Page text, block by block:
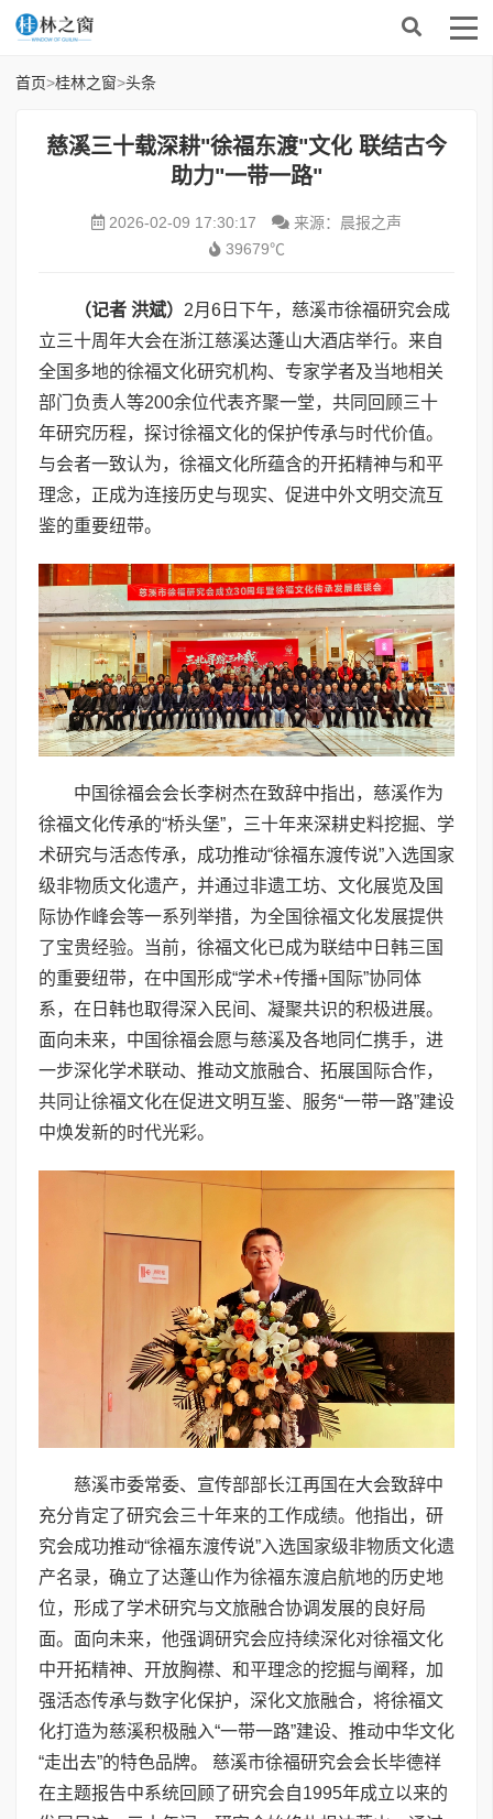
首页>桂林之窗>头条
慈溪三十载深耕"徐福东渡"文化 联结古今
助力"一带一路"
2026-02-09 17:30:17
来源：晨报之声
39679℃
（记者 洪斌） 2月6日下午，慈溪市徐福研究会成
立三十周年大会在浙江慈溪达蓬山大酒店举行。来自
全国多地的徐福文化研究机构、专家学者及当地相关
部门负责人等200余位代表齐聚一堂，共同回顾三十
年研究历程，探讨徐福文化的保护传承与时代价值。
与会者一致认为，徐福文化所蕴含的开拓精神与和平
理念，正成为连接历史与现实、促进中外文明交流互
鉴的重要纽带。
中国徐福会会长李树杰在致辞中指出，慈溪作为
徐福文化传承的“桥头堡”，三十年来深耕史料挖掘、学
术研究与活态传承，成功推动“徐福东渡传说”入选国家
级非物质文化遗产，并通过非遗工坊、文化展览及国
际协作峰会等一系列举措，为全国徐福文化发展提供
了宝贵经验。当前，徐福文化已成为联结中日韩三国
的重要纽带，在中国形成“学术+传播+国际”协同体
系，在日韩也取得深入民间、凝聚共识的积极进展。
面向未来，中国徐福会愿与慈溪及各地同仁携手，进
一步深化学术联动、推动文旅融合、拓展国际合作，
共同让徐福文化在促进文明互鉴、服务“一带一路”建设
中焕发新的时代光彩。
慈溪市委常委、宣传部部长江再国在大会致辞中
充分肯定了研究会三十年来的工作成绩。他指出，研
究会成功推动“徐福东渡传说”入选国家级非物质文化遗
产名录，确立了达蓬山作为徐福东渡启航地的历史地
位，形成了学术研究与文旅融合协调发展的良好局
面。面向未来，他强调研究会应持续深化对徐福文化
中开拓精神、开放胸襟、和平理念的挖掘与阐释，加
强活态传承与数字化保护，深化文旅融合，将徐福文
化打造为慈溪积极融入“一带一路”建设、推动中华文化
“走出去”的特色品牌。 慈溪市徐福研究会会长毕德祥
在主题报告中系统回顾了研究会自1995年成立以来的